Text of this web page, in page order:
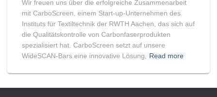
Wir freuen uns über die erfolgreiche Zusammenarbeit
mit CarboScreen, einem Start-up-Unternehmen des
Instituts für Textiltechnik der RWTH Aachen, das sich auf
die Qualitätskontrolle von Carbonfaserprodukten
spezialisiert hat. CarboScreen setzt auf unsere
WideSCAN-Bars eine innovative Lösung, Read more